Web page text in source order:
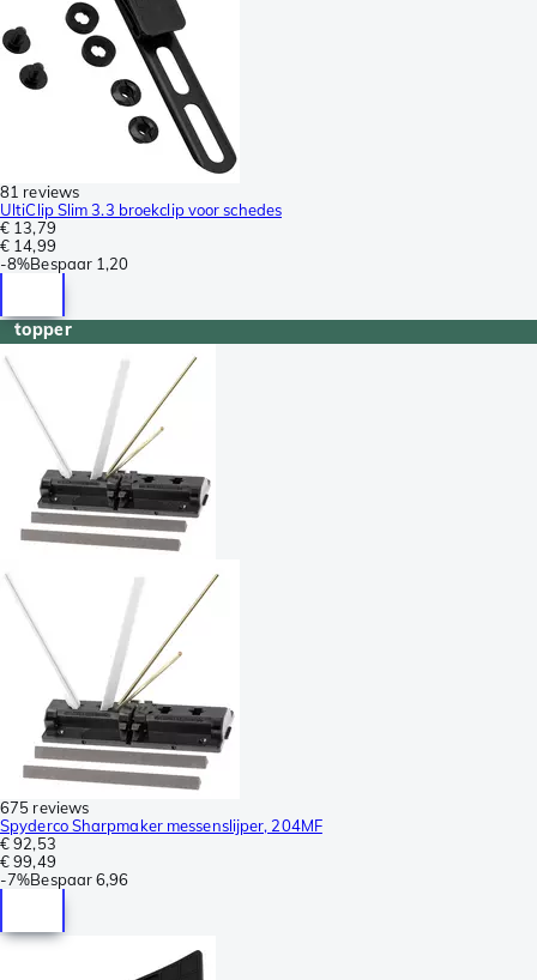
81 reviews
UltiClip Slim 3.3 broekclip voor schedes
€ 13,79
€ 14,99
-8%Bespaar 1,20
topper
675 reviews
Spyderco Sharpmaker messenslijper, 204MF
€ 92,53
€ 99,49
-7%Bespaar6,96